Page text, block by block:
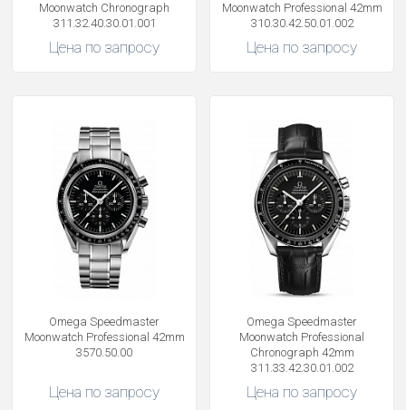
Moonwatch Chronograph
311.32.40.30.01.001
Цена по запросу
Moonwatch Professional 42mm
310.30.42.50.01.002
Цена по запросу
Omega Speedmaster
Moonwatch Professional 42mm
3570.50.00
Цена по запросу
Omega Speedmaster
Moonwatch Professional
Chronograph 42mm
311.33.42.30.01.002
Цена по запросу